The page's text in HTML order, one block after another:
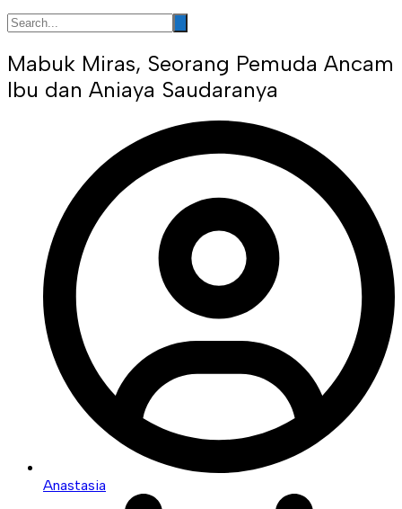
Mabuk Miras, Seorang Pemuda Ancam
Ibu dan Aniaya Saudaranya
Anastasia